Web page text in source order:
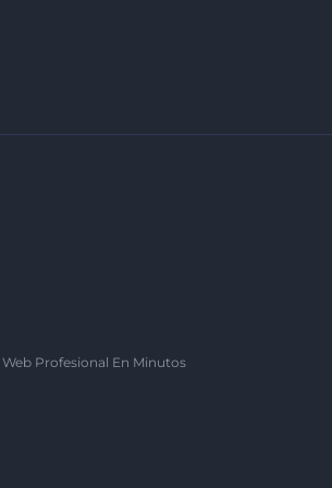
Profesional En Minutos